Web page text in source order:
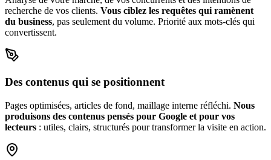
recherche de vos clients. Vous ciblez les requêtes qui ramènent
du business, pas seulement du volume. Priorité aux mots-clés qui
convertissent.
Des contenus qui se positionnent
Pages optimisées, articles de fond, maillage interne réfléchi. Nous
produisons des contenus pensés pour Google et pour vos
lecteurs : utiles, clairs, structurés pour transformer la visite en action.